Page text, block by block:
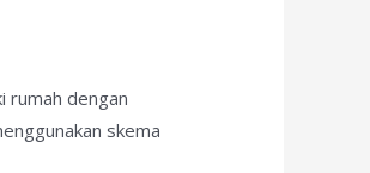
rumah dengan
skema